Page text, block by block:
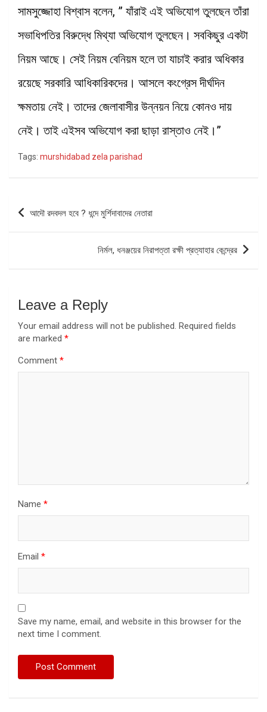
সামসুজ্জোহা বিশ্বাস বলেন, ” যাঁরাই এই অভিযোগ তুলছেন তাঁরা
সভাধিপতির বিরুদ্ধে মিথ্যা অভিযোগ তুলছেন। সবকিছুর একটা
নিয়ম আছে। সেই নিয়ম বেনিয়ম হলে তা যাচাই করার অধিকার
রয়েছে সরকারি আধিকারিকদের। আসলে কংগ্রেস দীর্ঘদিন
ক্ষমতায় নেই। তাদের জেলাবাসীর উন্নয়ন নিয়ে কোনও দায়
নেই। তাই এইসব অভিযোগ করা ছাড়া রাস্তাও নেই।”
Tags: murshidabad zela parishad
Post
আদৌ রদবদল হবে ? ধন্দে মুর্শিদাবাদের নেতারা
নির্মল, ধনঞ্জয়ের নিরাপত্তা রক্ষী প্রত্যাহার কেন্দ্রের
Leave a Reply
Your email address will not be published. Required fields
are marked *
Comment *
Name *
Email *
Save my name, email, and website in this browser for the
next time I comment.